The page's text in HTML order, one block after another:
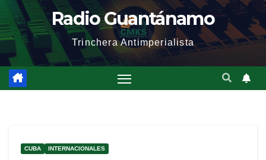
Radio Guantánamo
Trinchera Antimperialista
CUBA INTERNACIONALES